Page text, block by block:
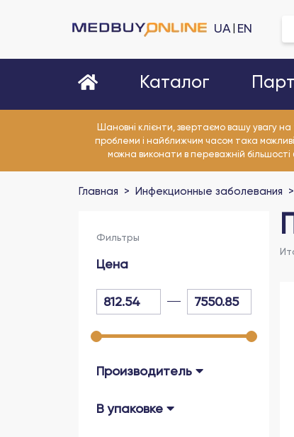
UA | EN
Каталог
Шановні клієнти, звертаємо вашу увагу
проблеми і найближчим часом така
можна виконати в переважній більшості
Главная Инфекционные заболевания
Фильтры
Цена
Производитель
В упаковке